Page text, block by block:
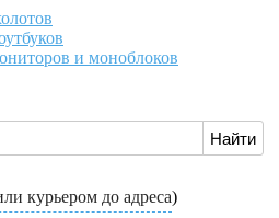
и моноблоков
курьером до адреса)